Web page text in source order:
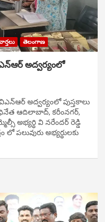
తెలంగాణ
అద్వర్యంలో
అద్వర్యంలో పుస్తకాలు
ఆదిలాబాద్, కరీంనగర్,
అభ్యర్థి వి నరేందర్ రెడ్డి
పలువురు అభ్యర్థులకు